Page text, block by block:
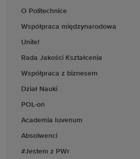
O Politechnice
Współpraca międzynarodowa
Unite!
Rada Jakości Kształcenia
Współpraca z biznesem
Dział Nauki
POL-on
Academia Iuvenum
Absolwenci
#Jestem z PWr